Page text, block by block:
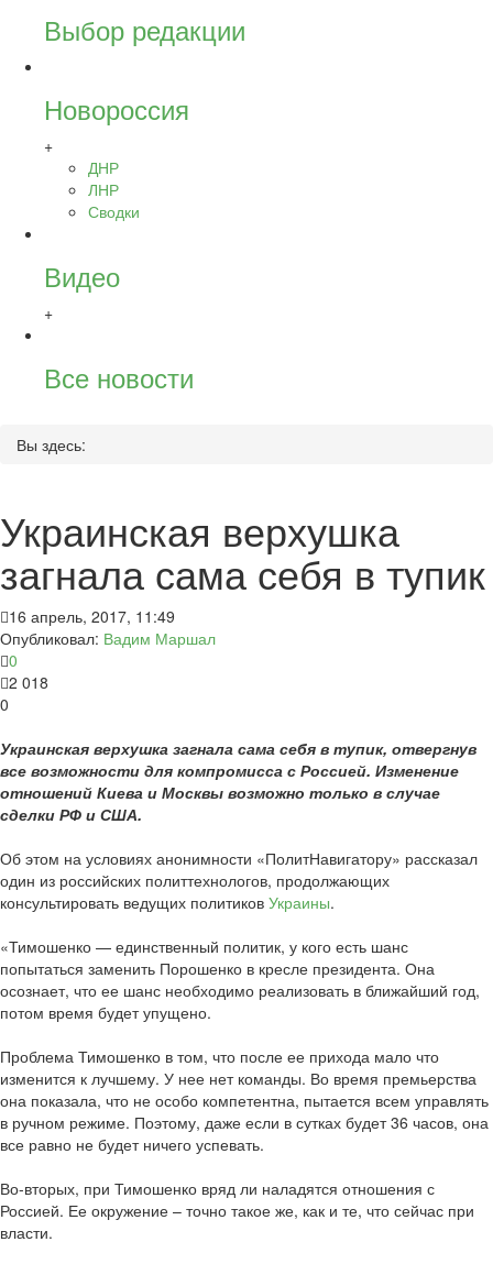
Выбор редакции
Новороссия
+
ДНР
ЛНР
Сводки
Видео
+
Все новости
Вы здесь:
Украинская верхушка
загнала сама себя в тупик
16 апрель, 2017, 11:49
Опубликовал: Вадим Маршал
0
2 018
0
Украинская верхушка загнала сама себя в тупик, отвергнув
все возможности для компромисса с Россией. Изменение
отношений Киева и Москвы возможно только в случае
сделки РФ и США.
Об этом на условиях анонимности «ПолитНавигатору» рассказал
один из российских политтехнологов, продолжающих
консультировать ведущих политиков Украины.
«Тимошенко — единственный политик, у кого есть шанс
попытаться заменить Порошенко в кресле президента. Она
осознает, что ее шанс необходимо реализовать в ближайший год,
потом время будет упущено.
Проблема Тимошенко в том, что после ее прихода мало что
изменится к лучшему. У нее нет команды. Во время премьерства
она показала, что не особо компетентна, пытается всем управлять
в ручном режиме. Поэтому, даже если в сутках будет 36 часов, она
все равно не будет ничего успевать.
Во-вторых, при Тимошенко вряд ли наладятся отношения с
Россией. Ее окружение – точно такое же, как и те, что сейчас при
власти.